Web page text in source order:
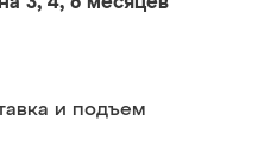
и подъем